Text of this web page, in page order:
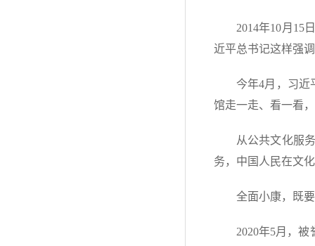
2014年10月15
近平总书记这样强
今年4月，习近
馆走一走、看一看
从公共文化服
务，中国人民在文
全面小康，既
2020年5月，